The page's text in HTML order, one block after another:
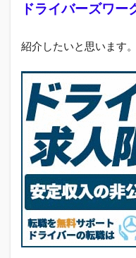
ドライバーズワー
紹介したいと思います。